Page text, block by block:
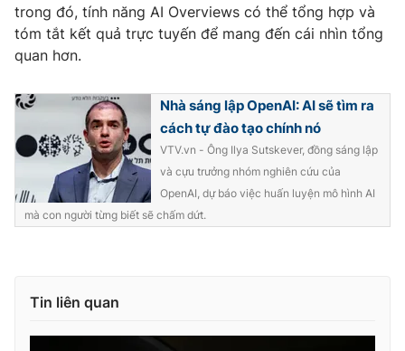
THỜI BÁO VTV
Theo dõi báo trên
Cơ quan chủ quản:
Đài Truyền hình Việt Nam
Cơ quan báo chí:
Thời báo VTV
Giấy phép hoạt động báo in và báo điện tử số 483/GP-BTTTT
Nguyễn Trọng Ninh
Tổng đài VTV:024.38 355 931 - 024.38 355 932
trong đó, tính năng AI Overviews có thể tổng hợp và
tóm tắt kết quả trực tuyến để mang đến cái nhìn tổng
quan hơn.
Nhà sáng lập OpenAI: AI sẽ tìm ra
cách tự đào tạo chính nó
VTV.vn - Ông Ilya Sutskever, đồng sáng lập
và cựu trưởng nhóm nghiên cứu của
OpenAI, dự báo việc huấn luyện mô hình AI
mà con người từng biết sẽ chấm dứt.
Tin liên quan